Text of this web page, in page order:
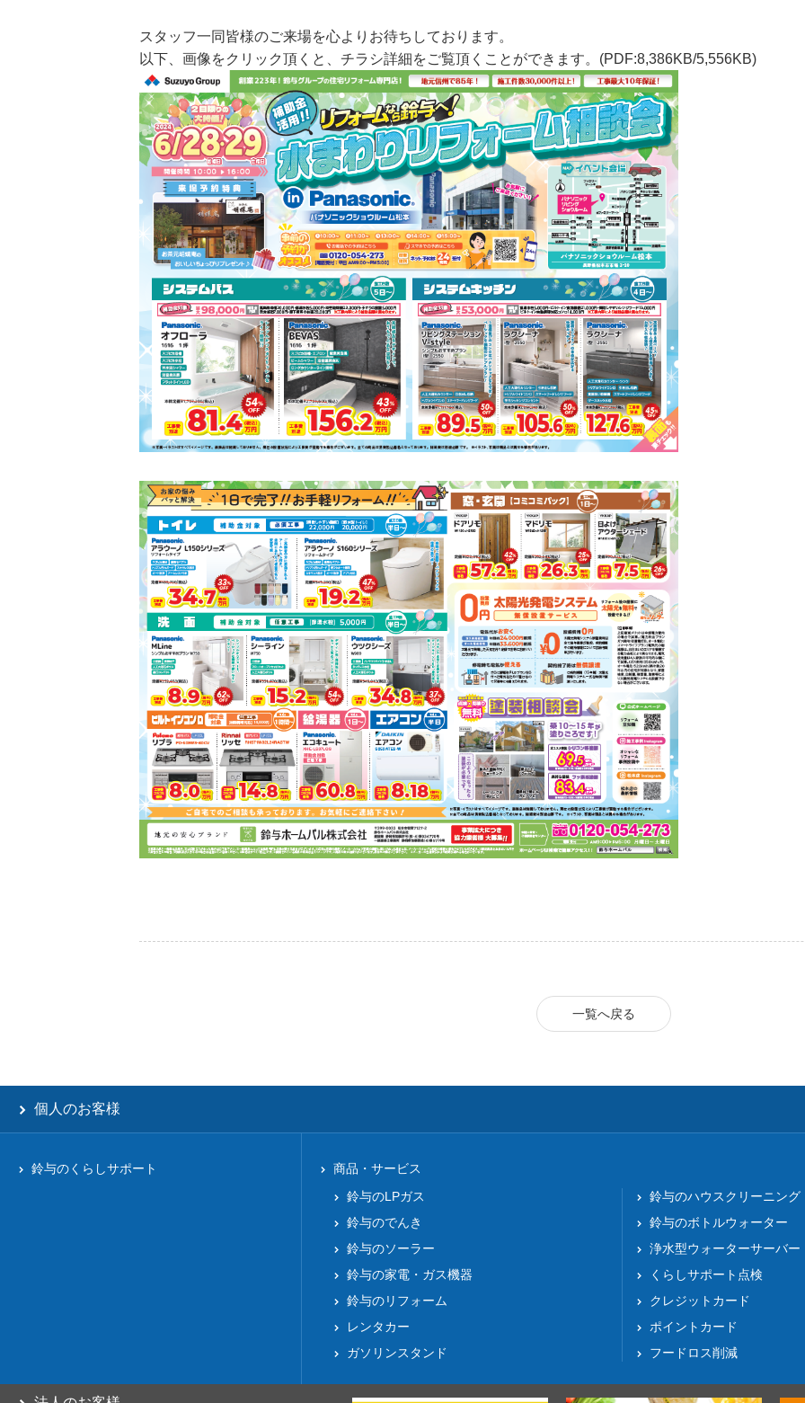
スタッフ一同皆様のご来場を心よりお待ちしております。
以下、画像をクリック頂くと、チラシ詳細をご覧頂くことができます。(PDF:8,386KB/5,556KB)
一覧へ戻る
個人のお客様
鈴与のくらしサポート
商品・サービス
鈴与のLPガス
鈴与のでんき
鈴与のソーラー
鈴与の家電・ガス機器
鈴与のリフォーム
レンタカー
ガソリンスタンド
鈴与のハウスクリーニング
鈴与のボトルウォーター
浄水型ウォーターサーバー
くらしサポート点検
クレジットカード
ポイントカード
フードロス削減